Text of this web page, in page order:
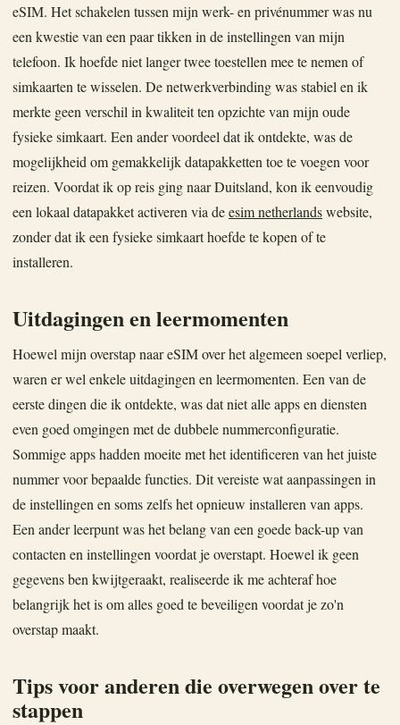
eSIM. Het schakelen tussen mijn werk- en privénummer was nu
een kwestie van een paar tikken in de instellingen van mijn
telefoon. Ik hoefde niet langer twee toestellen mee te nemen of
simkaarten te wisselen. De netwerkverbinding was stabiel en ik
merkte geen verschil in kwaliteit ten opzichte van mijn oude
fysieke simkaart. Een ander voordeel dat ik ontdekte, was de
mogelijkheid om gemakkelijk datapakketten toe te voegen voor
reizen. Voordat ik op reis ging naar Duitsland, kon ik eenvoudig
een lokaal datapakket activeren via deesim netherlandswebsite,
zonder dat ik een fysieke simkaart hoefde te kopen of te
installeren.
Uitdagingen en leermomenten
Hoewel mijn overstap naar eSIM over het algemeen soepel verliep,
waren er wel enkele uitdagingen en leermomenten. Een van de
eerste dingen die ik ontdekte, was dat niet alle apps en diensten
even goed omgingen met de dubbele nummerconfiguratie.
Sommige apps hadden moeite met het identificeren van het juiste
nummer voor bepaalde functies. Dit vereiste wat aanpassingen in
de instellingen en soms zelfs het opnieuw installeren van apps.
Een ander leerpunt was het belang van een goede back-up van
contacten en instellingen voordat je overstapt. Hoewel ik geen
gegevens ben kwijtgeraakt, realiseerde ik me achteraf hoe
belangrijk het is om alles goed te beveiligen voordat je zo'n
overstap maakt.
Tips voor anderen die overwegen over te
stappen